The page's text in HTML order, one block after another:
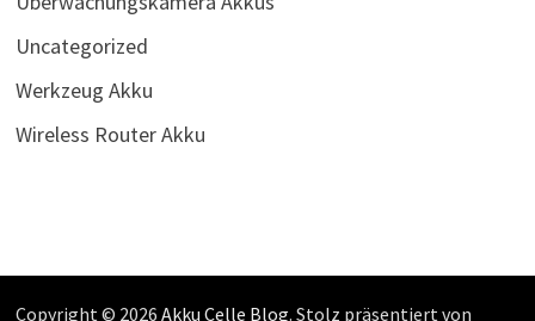
Uncategorized
Werkzeug Akku
Wireless Router Akku
Copyright © 2026 Akku Celle Blog. Stolz präsentiert von